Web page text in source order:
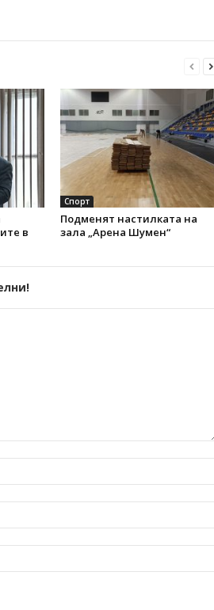
в
Спорт
Подменят настилката на
зала „Арена Шумен“